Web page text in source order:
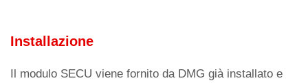
Installazione
Il modulo SECU viene fornito da DMG già installato e